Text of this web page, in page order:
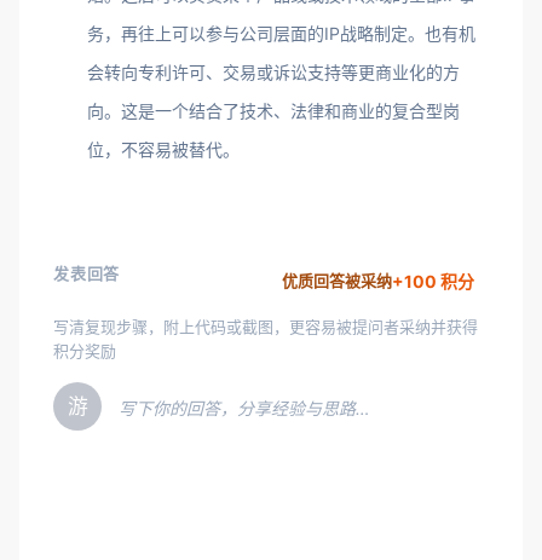
务，再往上可以参与公司层面的IP战略制定。也有机
会转向专利许可、交易或诉讼支持等更商业化的方
向。这是一个结合了技术、法律和商业的复合型岗
位，不容易被替代。
发表回答 优质回答被采纳+100 积分
写清复现步骤，附上代码或截图，更容易被提问者采纳并获得
积分奖励
游 写下你的回答，分享经验与思路…